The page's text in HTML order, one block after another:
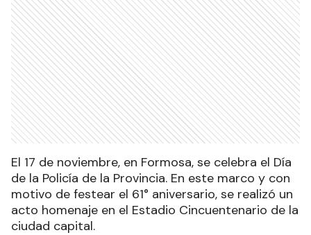
El 17 de noviembre, en Formosa, se celebra el Día
de la Policía de la Provincia. En este marco y con
motivo de festear el 61° aniversario, se realizó un
acto homenaje en el Estadio Cincuentenario de la
ciudad capital.